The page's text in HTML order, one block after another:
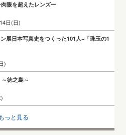
眼を超えたレンズー
日(日)
展日本写真史をつくった101人−「珠玉の1
)
徳之島～
もっと見る